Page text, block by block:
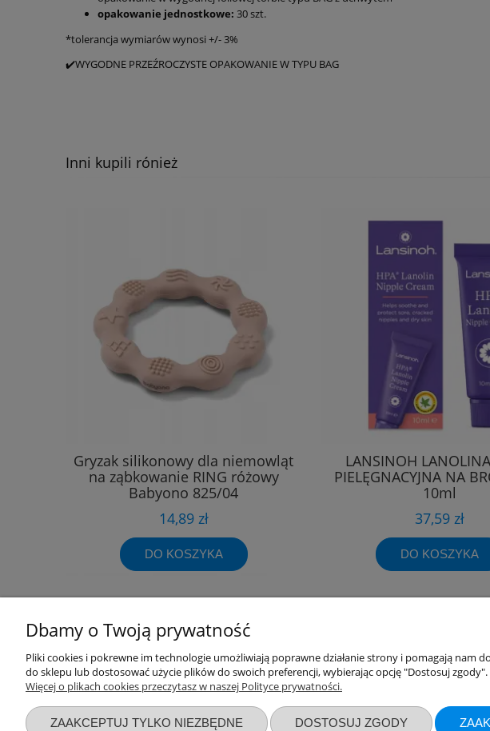
opakowanie jednostkowe: 30 szt.
*tolerancja wymiarów wynosi +/- 3%
✔️WYGODNE PRZEŹROCZYSTE OPAKOWANIE W TYPU BAG
Inni kupili rónież
Gryzak silikonowy dla niemowląt
na ząbkowanie RING różowy
Babyono 825/04
14,89 zł
DO KOSZYKA
LANSINOH
PIELĘGNACYJNA NA
10ml
37,59 zł
DO KOSZYKA
Przydatne linki
Nowości
Promocje
Warunki zakupów
Regulaminy
Zwroty i reklamacje
Dbamy o Twoją prywatność
Pliki cookies i pokrewne im technologie umożliwiają poprawne działanie strony i pomagają
do sklepu lub dostosować użycie plików do swoich preferencji, wybierając opcję "Dostosuj zgody".
Więcej o plikach cookies przeczytasz w naszej Polityce prywatności.
ZAAKCEPTUJ TYLKO NIEZBĘDNE DOSTOSUJ ZGODY